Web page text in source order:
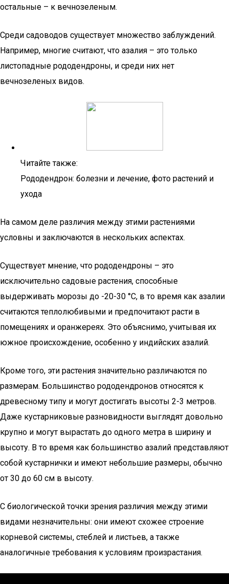
остальные – к вечнозеленым.
Среди садоводов существует множество заблуждений.
Например, многие считают, что азалия – это только
листопадные рододендроны, и среди них нет
вечнозеленых видов.
Читайте также:
Рододендрон: болезни и лечение, фото растений и
ухода
На самом деле различия между этими растениями
условны и заключаются в нескольких аспектах.
Существует мнение, что рододендроны – это
исключительно садовые растения, способные
выдерживать морозы до -20-30 °С, в то время как азалии
считаются теплолюбивыми и предпочитают расти в
помещениях и оранжереях. Это объяснимо, учитывая их
южное происхождение, особенно у индийских азалий.
Кроме того, эти растения значительно различаются по
размерам. Большинство рододендронов относятся к
древесному типу и могут достигать высоты 2-3 метров.
Даже кустарниковые разновидности выглядят довольно
крупно и могут вырастать до одного метра в ширину и
высоту. В то время как большинство азалий представляют
собой кустарнички и имеют небольшие размеры, обычно
от 30 до 60 см в высоту.
С биологической точки зрения различия между этими
видами незначительны: они имеют схожее строение
корневой системы, стеблей и листьев, а также
аналогичные требования к условиям произрастания.